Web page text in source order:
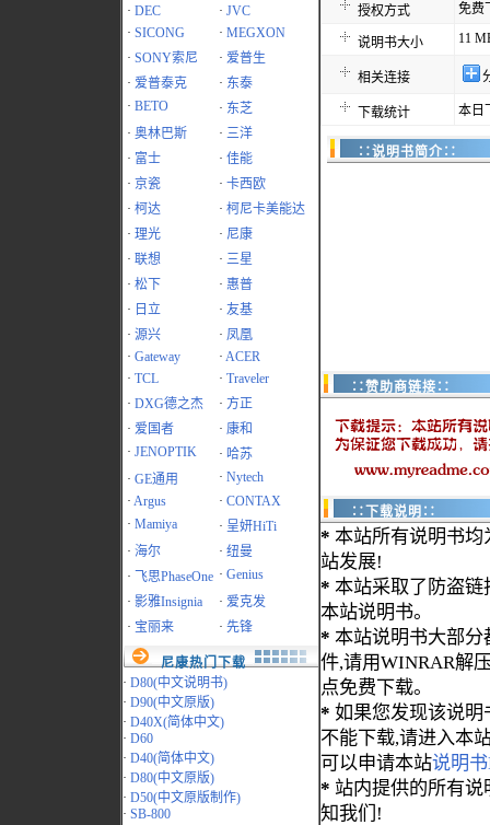
· DEC · JVC
· SICONG · MEGXON
· SONY索尼 · 爱普生
· 爱普泰克 · 东泰
· BETO · 东芝
· 奥林巴斯 · 三洋
· 富士 · 佳能
· 京瓷 · 卡西欧
· 柯达 · 柯尼卡美能达
· 理光 · 尼康
· 联想 · 三星
· 松下 · 惠普
· 日立 · 友基
· 源兴 · 凤凰
· Gateway · ACER
· TCL · Traveler
· DXG德之杰 · 方正
· 爱国者 · 康和
· JENOPTIK · 哈苏
· GE通用 · Nytech
· Argus · CONTAX
· Mamiya · 呈妍HiTi
· 海尔 · 纽曼
·
飞思PhaseOne · Genius
· 影雅Insignia · 爱克发
· 宝丽来 · 先锋
尼康热门下载
· D80(中文说明书)
· D90(中文原版)
· D40X(简体中文)
· D60
· D40(简体中文)
· D80(中文原版)
· D50(中文原版制作)
· SB-800
授权方式 免费
说明书大小 11
相关连接
下载统计 本日
∷说明书简介∷
∷赞助商链接∷
∷下载说明∷
* 本站所有说明书均
站发展!
* 本站采取了防盗链
本站说明书。
* 本站说明书大部分
件,请用WINRAR解
点免费下载。
* 如果您发现该说明
不能下载,请进入本
可以申请本站说明
* 站内提供的所有
知我们!